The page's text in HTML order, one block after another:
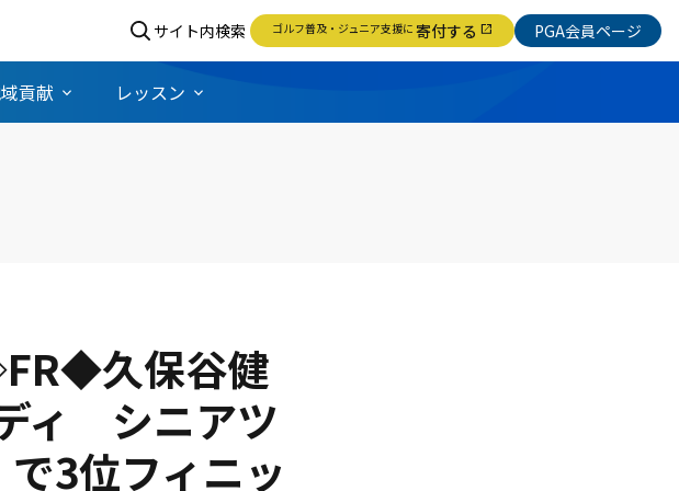
サイト内検索 ゴルフ普及・ジュニア支援に 寄付する open_in_new PGA会員ページ
貢献 レッスン
久保谷健
ィ シニアツ
3位フィニッ